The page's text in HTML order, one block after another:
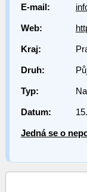
E-mail:
Web:
Kraj:
Druh:
Typ:
Datum:
Jedná se o